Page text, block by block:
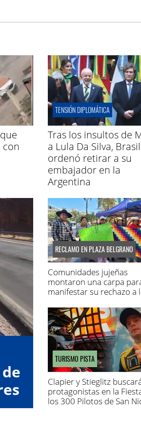
con
TENSIÓN DIPLOMÁTICA
Tras los insultos de
a Lula Da Silva, Brasil
ordenó retirar a su
embajador en la
Argentina
RECLAMO EN PLAZA BELGRANO
Comunidades jujeñas
montaron una carpa
manifestar su rechazo a
TURISMO PISTA
Clapier y Stieglitz
protagonistas en la
los 300 Pilotos de San